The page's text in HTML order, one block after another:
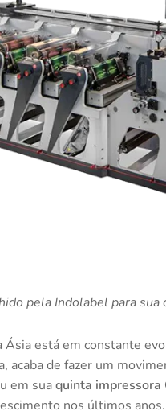
pela Indolabel para sua
está em constante
acaba de fazer um
em suaquinta impressora
nos últimos anos.